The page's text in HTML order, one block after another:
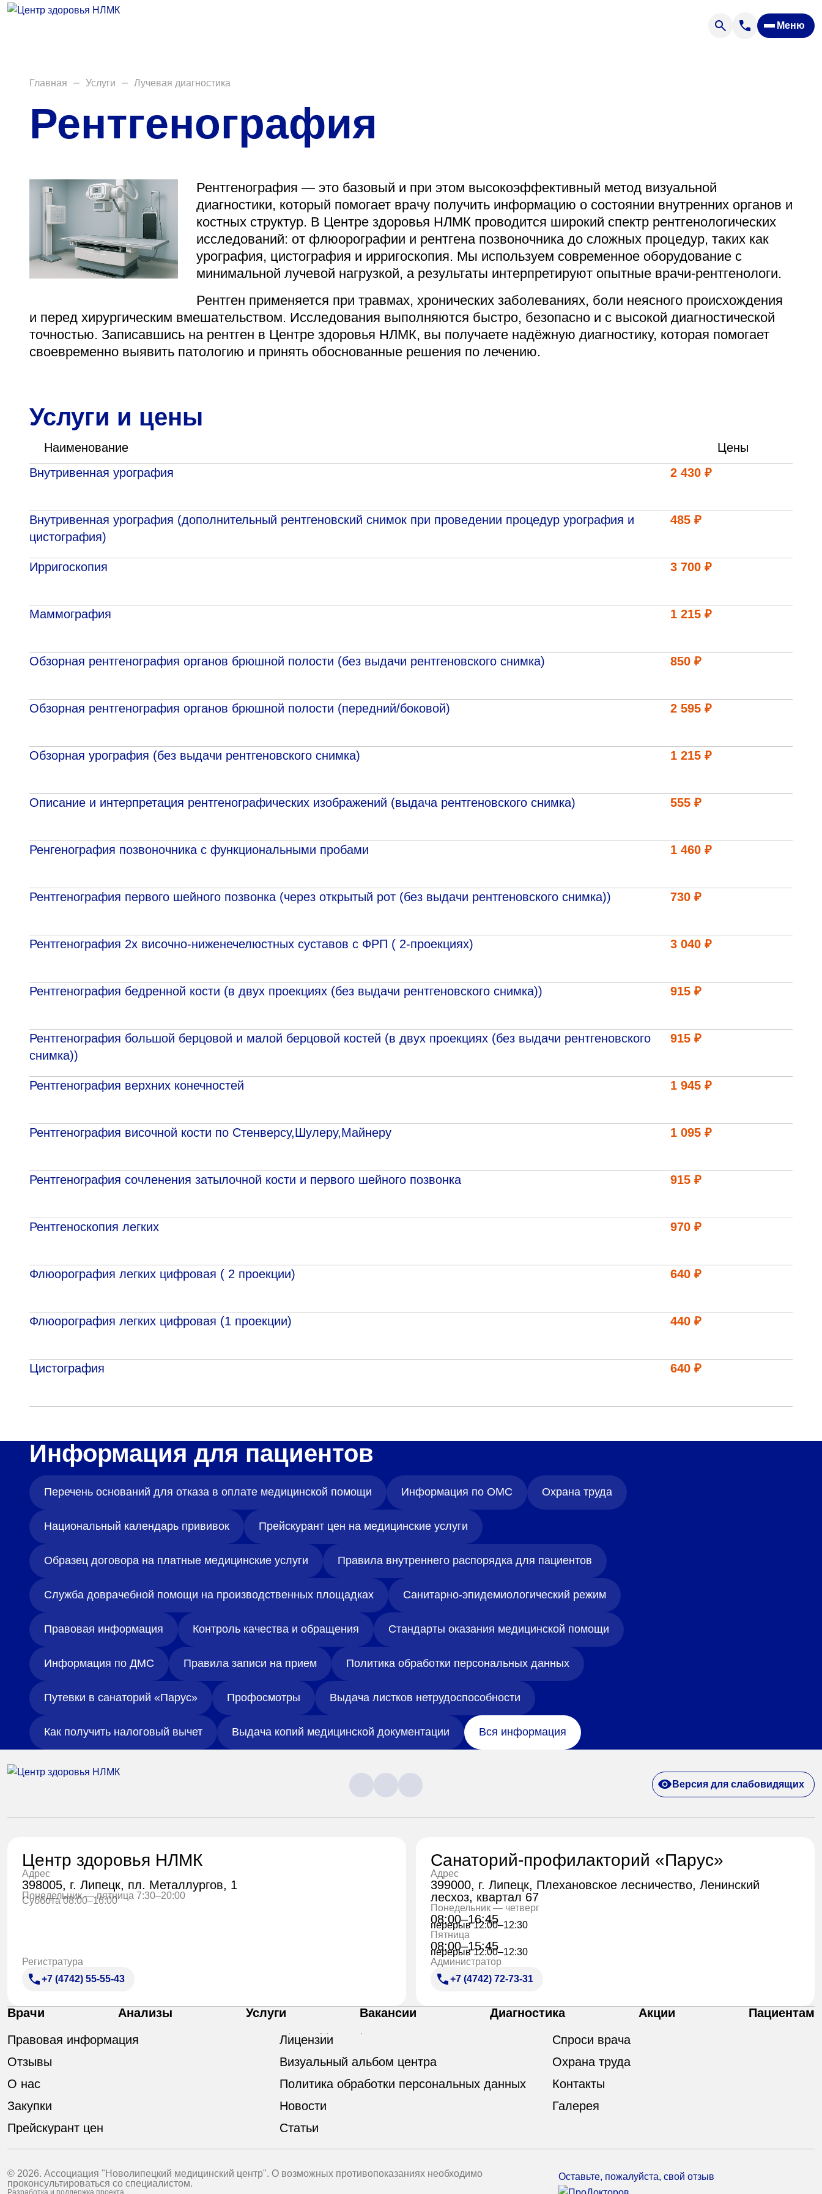
Меню
Анализы
Диагностика
Акции
Пациентам
Вакансии
Версия для слабовидящих
Центр здоровья НЛМК
398005, г. Липецк, пл. Металлургов, 1
Понедельник — пятница 7:30–20:00
Суббота 08:00–16:00
Регистратура
+7 (4742) 55-55-43
Санаторий-профилакторий «Парус»
399000, г. Липецк, Плехановское лесничество,
Ленинский лесхоз, квартал 67
Понедельник — четверг
08:00–16:45
перерыв 12:00–12:30
Главная Услуги Лучевая диагностика
Рентгенография
Рентгенография — это базовый и при этом высокоэффективный метод визуальной
диагностики, который помогает врачу получить информацию о состоянии внутренних органов и
костных структур. В Центре здоровья НЛМК проводится широкий спектр рентгенологических
исследований: от флюорографии и рентгена позвоночника до сложных процедур, таких как
урография, цистография и ирригоскопия. Мы используем современное оборудование с
минимальной лучевой нагрузкой, а результаты интерпретируют опытные врачи-рентгенологи.
Рентген применяется при травмах, хронических заболеваниях, боли неясного происхождения
и перед хирургическим вмешательством. Исследования выполняются быстро, безопасно и с высокой диагностической
точностью. Записавшись на рентген в Центре здоровья НЛМК, вы получаете надёжную диагностику, которая помогает
своевременно выявить патологию и принять обоснованные решения по лечению.
Услуги и цены
Наименование
Цены
Внутривенная урография
2 430 ₽
Внутривенная урография (дополнительный рентгеновский снимок при проведении процедур урография и
цистография)
485 ₽
Ирригоскопия 3 700 ₽
Маммография 1 215 ₽
Обзорная рентгенография органов брюшной полости (без выдачи рентгеновского снимка) 850 ₽
Обзорная рентгенография органов брюшной полости (передний/боковой) 2 595 ₽
Обзорная урография (без выдачи рентгеновского снимка) 1 215 ₽
Описание и интерпретация рентгенографических изображений (выдача рентгеновского снимка) 555 ₽
Ренгенография позвоночника с функциональными пробами 1 460 ₽
Рентгенография первого шейного позвонка (через открытый рот (без выдачи рентгеновского снимка)) 730 ₽
Рентгенография 2х височно-ниженечелюстных суставов с ФРП ( 2-проекциях) 3 040 ₽
Рентгенография бедренной кости (в двух проекциях (без выдачи рентгеновского снимка)) 915 ₽
Рентгенография большой берцовой и малой берцовой костей (в двух проекциях (без выдачи рентгеновского
снимка))
915 ₽
Рентгенография верхних конечностей 1 945 ₽
Рентгенография височной кости по Стенверсу,Шулеру,Майнеру 1 095 ₽
Рентгенография сочленения затылочной кости и первого шейного позвонка 915 ₽
Рентгеноскопия легких 970 ₽
Флюорография легких цифровая ( 2 проекции) 640 ₽
Флюорография легких цифровая (1 проекции) 440 ₽
Цистография 640 ₽
Информация для пациентов
Перечень оснований для отказа в оплате медицинской помощи Информация по ОМС Охрана труда
Национальный календарь прививок Прейскурант цен на медицинские услуги
Образец договора на платные медицинские услуги Правила внутреннего распорядка для пациентов
Служба доврачебной помощи на производственных площадках Санитарно-эпидемиологический режим
Правовая информация Контроль качества и обращения Стандарты оказания медицинской помощи
Информация по ДМС Правила записи на прием Политика обработки персональных данных
Путевки в санаторий «Парус» Профосмотры Выдача листков нетрудоспособности
Как получить налоговый вычет Выдача копий медицинской документации Вся информация
Версия для слабовидящих
Центр здоровья НЛМК
Адрес
398005, г. Липецк, пл. Металлургов, 1
Понедельник — пятница 7:30–20:00
Суббота 08:00–16:00
Регистратура
+7 (4742) 55-55-43
Санаторий-профилакторий «Парус»
Адрес
399000, г. Липецк, Плехановское лесничество, Ленинский
лесхоз, квартал 67
Понедельник — четверг
08:00–16:45
перерыв 12:00–12:30
Пятница
08:00–15:45
перерыв 12:00–12:30
Администратор
+7 (4742) 72-73-31
Врачи Анализы Услуги Вакансии Диагностика Акции
Пациентам
Правовая информация
Отзывы
О нас
Закупки
Прейскурант цен
Лицензии
Визуальный альбом центра
Политика обработки персональных данных
Новости
Статьи
Спроси врача
Охрана труда
Контакты
Галерея
© 2026. Ассоциация "Новолипецкий медицинский центр". О возможных противопоказаниях необходимо
проконсультироваться со специалистом.
Разработка и поддержка проекта
Оставьте, пожалуйста, свой отзыв